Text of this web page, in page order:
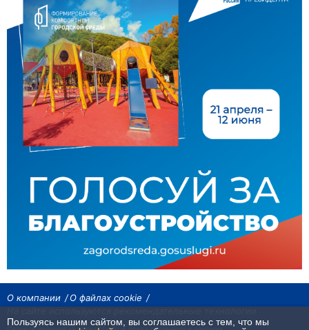
О компании
О файлах cookie
Сетевое издание «Байкал24». Все права охраняются законом.
Пользуясь нашим сайтом, вы соглашаетесь с тем, что мы